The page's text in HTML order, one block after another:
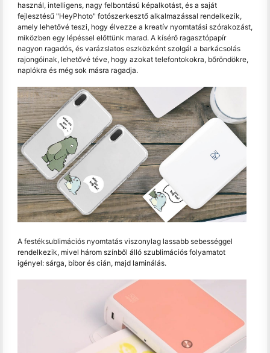
használ, intelligens, nagy felbontású képalkotást, és a saját
fejlesztésű "HeyPhoto" fotószerkesztő alkalmazással rendelkezik,
amely lehetővé teszi, hogy élvezze a kreatív nyomtatási szórakozást,
miközben egy lépéssel előttünk marad. A kísérő ragasztópapír
nagyon ragadós, és varázslatos eszközként szolgál a barkácsolás
rajongóinak, lehetővé téve, hogy azokat telefontokokra, bőröndökre,
naplókra és még sok másra ragadja.
A festéksublimációs nyomtatás viszonylag lassabb sebességgel
rendelkezik, mivel három színből álló szublimációs folyamatot
igényel: sárga, bíbor és cián, majd laminálás.